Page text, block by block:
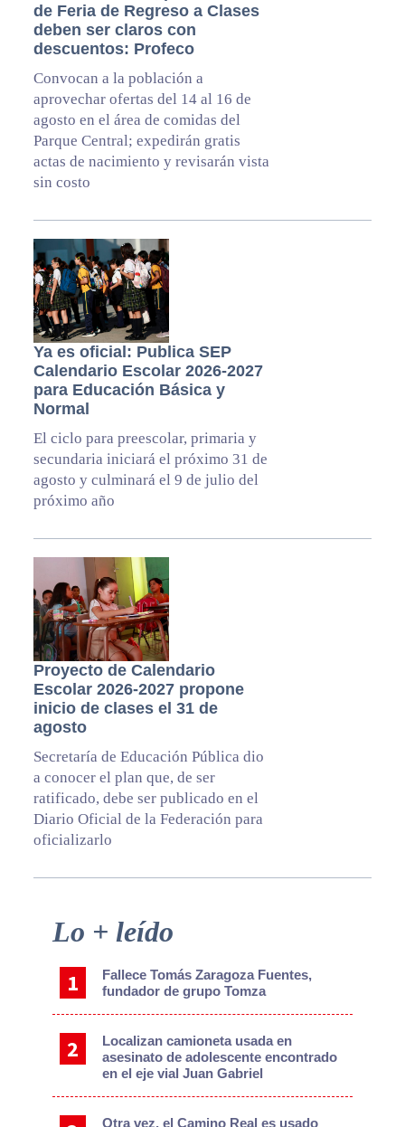
de Feria de Regreso a Clases
deben ser claros con
descuentos: Profeco
Convocan a la población a
aprovechar ofertas del 14 al 16 de
agosto en el área de comidas del
Parque Central; expedirán gratis
actas de nacimiento y revisarán vista
sin costo
Ya es oficial: Publica SEP
Calendario Escolar 2026-2027
para Educación Básica y
Normal
El ciclo para preescolar, primaria y
secundaria iniciará el próximo 31 de
agosto y culminará el 9 de julio del
próximo año
Proyecto de Calendario
Escolar 2026-2027 propone
inicio de clases el 31 de
agosto
Secretaría de Educación Pública dio
a conocer el plan que, de ser
ratificado, debe ser publicado en el
Diario Oficial de la Federación para
oficializarlo
Primary
Sidebar
Lo + leído
Fallece Tomás Zaragoza Fuentes,
fundador de grupo Tomza
Localizan camioneta usada en
asesinato de adolescente encontrado
en el eje vial Juan Gabriel
Otra vez, el Camino Real es usado